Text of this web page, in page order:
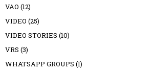
VAO (12)
VIDEO (25)
VIDEO STORIES (10)
VRS (3)
WHATSAPP GROUPS (1)